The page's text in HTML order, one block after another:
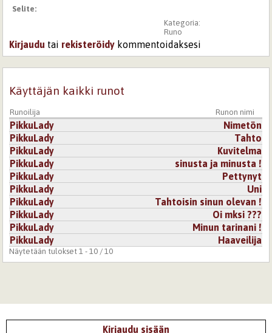
Selite:
Kategoria:
Runo
Kirjaudu tai rekisteröidy kommentoidaksesi
Käyttäjän kaikki runot
Runoilija Runon nimi
PikkuLady
Nimetön
PikkuLady
Tahto
PikkuLady
Kuvitelma
PikkuLady
sinusta ja minusta !
PikkuLady
Pettynyt
PikkuLady
Uni
PikkuLady
Tahtoisin sinun olevan !
PikkuLady
Oi mksi ???
PikkuLady
Minun tarinani !
PikkuLady
Haaveilija
Näytetään tulokset 1 - 10 / 10
Kirjaudu sisään